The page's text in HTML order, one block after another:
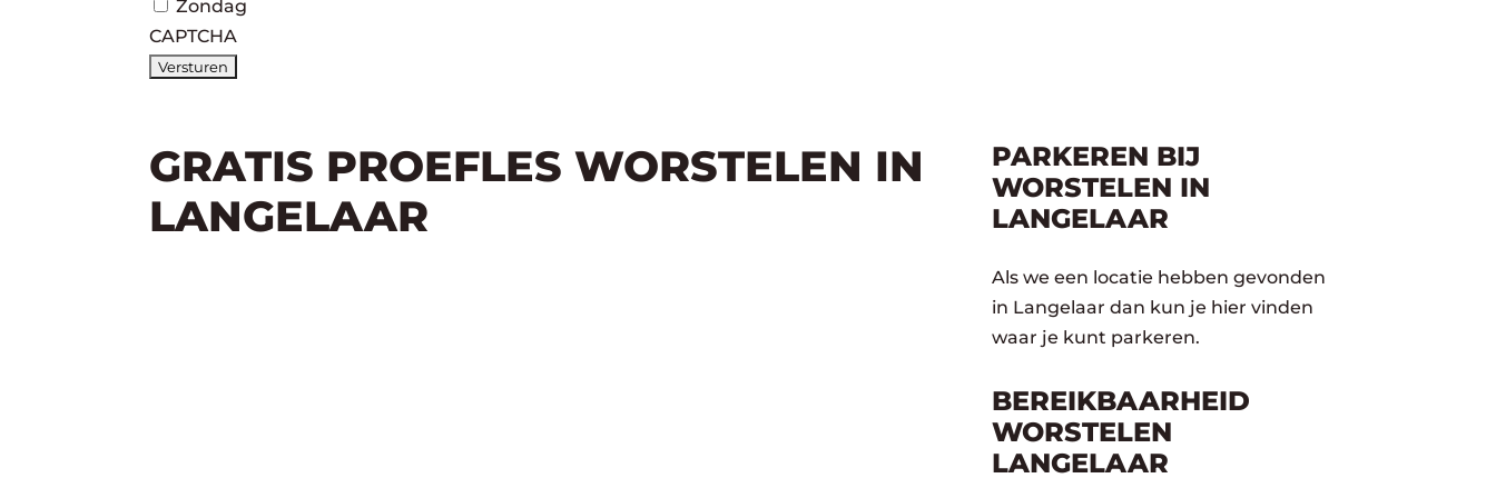
Zondag
CAPTCHA
GRATIS PROEFLES WORSTELEN IN
LANGELAAR
PARKEREN BIJ
WORSTELEN IN
LANGELAAR
Als we een locatie hebben gevonden
in Langelaar dan kun je hier vinden
waar je kunt parkeren.
BEREIKBAARHEID
WORSTELEN
LANGELAAR